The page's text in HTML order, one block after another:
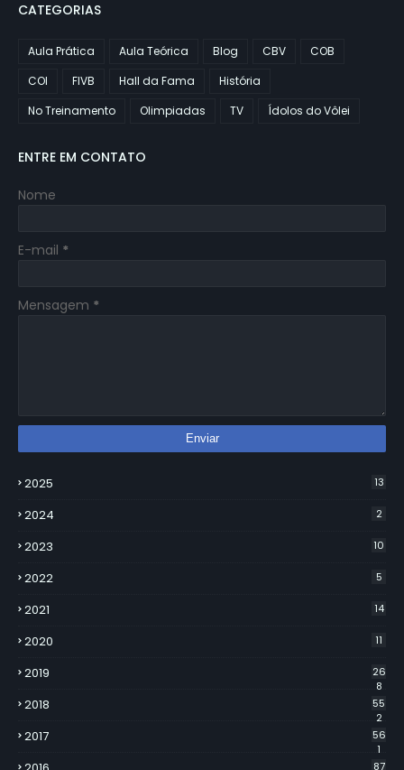
CATEGORIAS
Aula Prática Aula Teórica Blog CBV
COB
COI
FIVB Hall da Fama
História
No Treinamento
Olimpiadas TV Ídolos do Vôlei
ENTRE EM CONTATO
Nome
E-mail *
Mensagem *
2025 13
2024 2
2023 10
2022 5
2021 14
2020 11
2019
26
8
2018
55
2
2017
56
1
87